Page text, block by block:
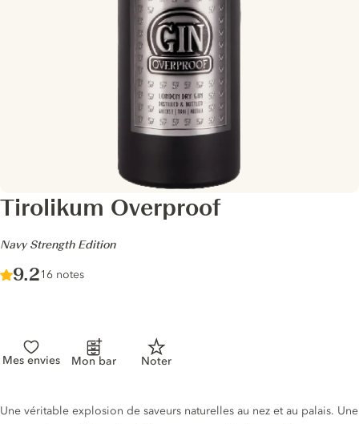
Tirolikum Overproof
-
Navy Strength Edition
Score :
9.2/ 10
16 notes
Mes envies Mon bar Noter
Description du gin
Une véritable explosion de saveurs naturelles au nez et au palais. Une